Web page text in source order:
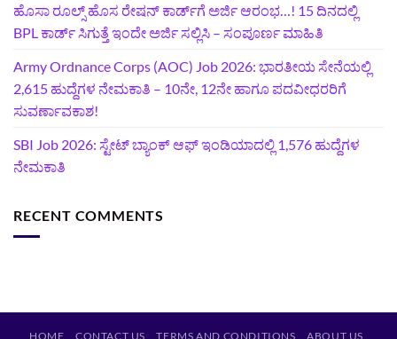
ಹೊಸಾ ರೂಲ್ಸ್ ಹೊಸ ರೇಷನ್ ಕಾರ್ಡ್‌ಗೆ ಅರ್ಜಿ ಆರಂಭ…! 15 ದಿನದಲ್ಲಿ
BPL ಕಾರ್ಡ್ ಸಿಗುತ್ತೆ ಇಂದೇ ಅರ್ಜಿ ಸಲ್ಲಿಸಿ – ಸಂಪೂರ್ಣ ಮಾಹಿತಿ
Army Ordnance Corps (AOC) Job 2026: ಭಾರತೀಯ ಸೇನೆಯಲ್ಲಿ
2,615 ಹುದ್ದೆಗಳ ನೇಮಕಾತಿ – 10ನೇ, 12ನೇ ಹಾಗೂ ಪದವೀಧರರಿಗೆ
ಸುವರ್ಣಾವಕಾಶ!
SBI Job 2026: ಸ್ಟೇಟ್ ಬ್ಯಾಂಕ್ ಆಫ್ ಇಂಡಿಯಾದಲ್ಲಿ 1,576 ಹುದ್ದೆಗಳ
ನೇಮಕಾತಿ
RECENT COMMENTS
HOME CONTACT US TERMS AND CONDITIONS ABOUT US